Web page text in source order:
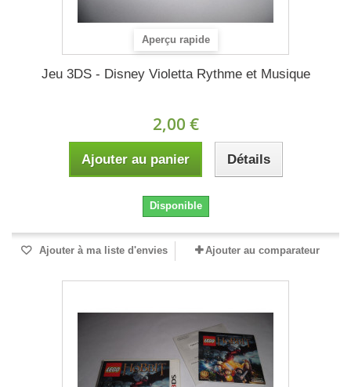
Aperçu rapide
Jeu 3DS - Disney Violetta Rythme et Musique
2,00 €
Ajouter au panier Détails
Disponible
Ajouter à ma liste d'envies Ajouter au comparateur